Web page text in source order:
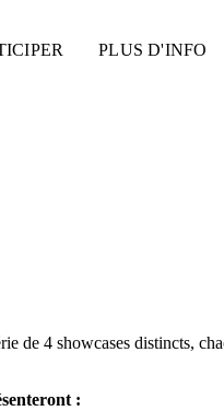
PLUS D'INFO
de 4 showcases distincts,
: